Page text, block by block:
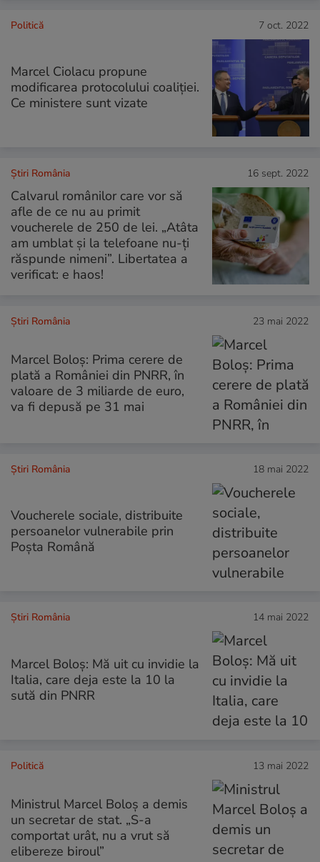
Politică 7 oct. 2022
Marcel Ciolacu propune
modificarea protocolului coaliției.
Ce ministere sunt vizate
Știri România 16 sept. 2022
Calvarul românilor care vor să
afle de ce nu au primit
voucherele de 250 de lei. „Atâta
am umblat și la telefoane nu-ți
răspunde nimeni”. Libertatea a
verificat: e haos!
Știri România 23 mai 2022
Marcel Boloş: Prima cerere de
plată a României din PNRR, în
valoare de 3 miliarde de euro,
va fi depusă pe 31 mai
Știri România 18 mai 2022
Voucherele sociale, distribuite
persoanelor vulnerabile prin
Poşta Română
Știri România 14 mai 2022
Marcel Boloş: Mă uit cu invidie la
Italia, care deja este la 10 la
sută din PNRR
Politică 13 mai 2022
Ministrul Marcel Boloș a demis
un secretar de stat. „S-a
comportat urât, nu a vrut să
elibereze biroul”